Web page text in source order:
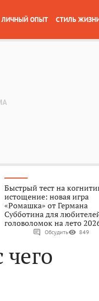
ЛИЧНЫЙ ОПЫТ СТИЛЬ
Быстрый тест на
истощение: новая игра
«Ромашка» от Германа
Субботина для
головоломок на лето
Обсудить 849